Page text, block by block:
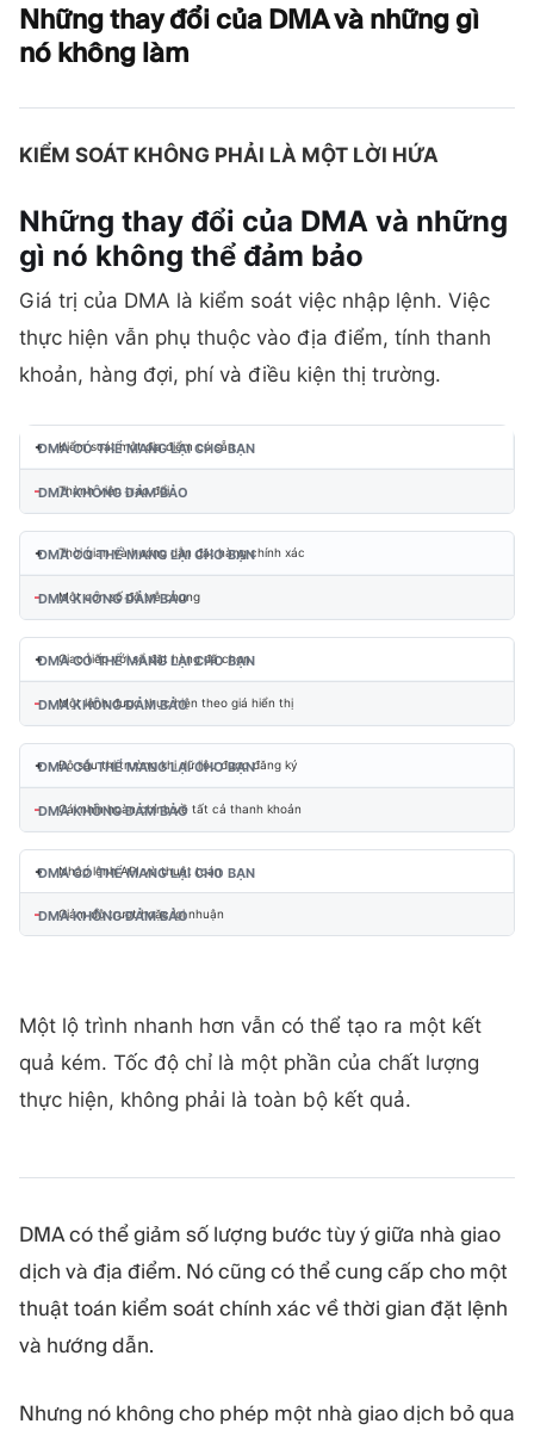
Những thay đổi của DMA và những gì
nó không làm
KIỂM SOÁT KHÔNG PHẢI LÀ MỘT LỜI HỨA
Những thay đổi của DMA và những
gì nó không thể đảm bảo
Giá trị của DMA là kiểm soát việc nhập lệnh. Việc
thực hiện vẫn phụ thuộc vào địa điểm, tính thanh
khoản, hàng đợi, phí và điều kiện thị trường.
+ Kiểm soát một địa điểm có sẵn
– Thành viên trao đổi
+ Thời gian và hướng dẫn đặt hàng chính xác
– Một con số độ trễ chung
+ Giao tiếp với sổ đặt hàng đã chọn
– Một lệnh được thực hiện theo giá hiển thị
+ Độ sâu thị trường khi dữ liệu được đăng ký
– Cái nhìn hoàn chỉnh về tất cả thanh khoản
+ Nhập lệnh API và thuật toán
– Giảm độ trượt hoặc lợi nhuận
Một lộ trình nhanh hơn vẫn có thể tạo ra một kết
quả kém. Tốc độ chỉ là một phần của chất lượng
thực hiện, không phải là toàn bộ kết quả.
DMA có thể giảm số lượng bước tùy ý giữa nhà giao
dịch và địa điểm. Nó cũng có thể cung cấp cho một
thuật toán kiểm soát chính xác về thời gian đặt lệnh
và hướng dẫn.
Nhưng nó không cho phép một nhà giao dịch bỏ qua